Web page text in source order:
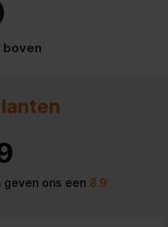
boven
geven ons een8.9